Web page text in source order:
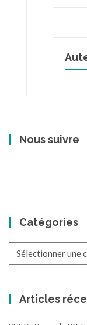
Nous suivre
Catégories
Catégories
Articles